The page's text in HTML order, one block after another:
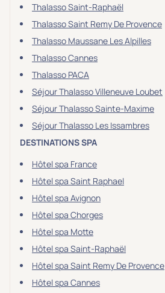
Thalasso Saint-Raphaël
Thalasso Saint Remy De Provence
Thalasso Maussane Les Alpilles
Thalasso Cannes
Thalasso PACA
Séjour Thalasso Villeneuve Loubet
Séjour Thalasso Sainte-Maxime
Séjour Thalasso Les Issambres
DESTINATIONS SPA
Hôtel spa France
Hôtel spa Saint Raphael
Hôtel spa Avignon
Hôtel spa Chorges
Hôtel spa Motte
Hôtel spa Saint-Raphaël
Hôtel spa Saint Remy De Provence
Hôtel spa Cannes